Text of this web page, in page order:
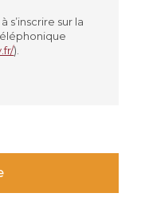
s’inscrire sur la
).